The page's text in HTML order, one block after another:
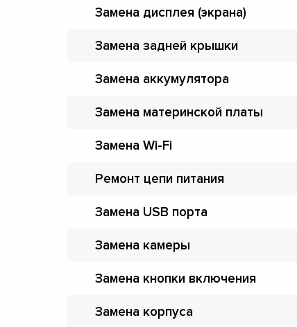
Замена дисплея (экрана)
Замена задней крышки
Замена аккумулятора
Замена материнской платы
Замена Wi-Fi
Ремонт цепи питания
Замена USB порта
Замена камеры
Замена кнопки включения
Замена корпуса